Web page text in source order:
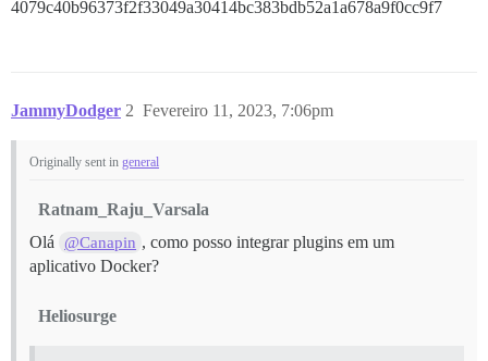
4079c40b96373f2f33049a30414bc383bdb52a1a678a9f0cc9f7
JammyDodger Fevereiro 11, 2023, 7:06pm
2
Originally sent in general
Ratnam_Raju_Varsala
Olá
@Canapin , como posso integrar plugins em um
aplicativo Docker?
Heliosurge